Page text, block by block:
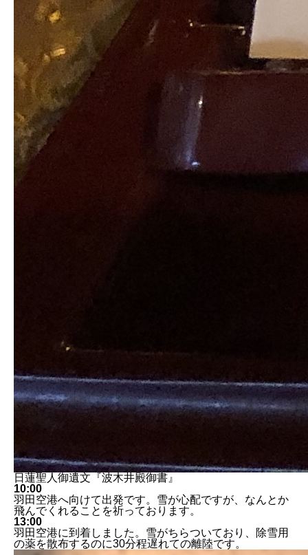
日蓮聖人御遺文『波木井殿御書』
10:00
羽田空港へ向けて出発です。雪が心配ですが、なんとか
飛んでくれることを祈っております。
13:00
羽田空港に到着しました。雪がちらついており、除雪用
の薬を散布するのに30分程遅れての離陸です。